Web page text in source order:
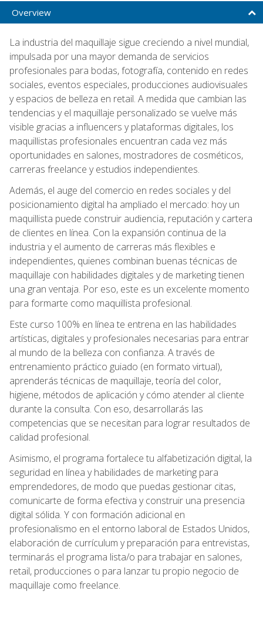
Overview
La industria del maquillaje sigue creciendo a nivel mundial,
impulsada por una mayor demanda de servicios
profesionales para bodas, fotografía, contenido en redes
sociales, eventos especiales, producciones audiovisuales
y espacios de belleza en retail. A medida que cambian las
tendencias y el maquillaje personalizado se vuelve más
visible gracias a influencers y plataformas digitales, los
maquillistas profesionales encuentran cada vez más
oportunidades en salones, mostradores de cosméticos,
carreras freelance y estudios independientes.
Además, el auge del comercio en redes sociales y del
posicionamiento digital ha ampliado el mercado: hoy un
maquillista puede construir audiencia, reputación y cartera
de clientes en línea. Con la expansión continua de la
industria y el aumento de carreras más flexibles e
independientes, quienes combinan buenas técnicas de
maquillaje con habilidades digitales y de marketing tienen
una gran ventaja. Por eso, este es un excelente momento
para formarte como maquillista profesional.
Este curso 100% en línea te entrena en las habilidades
artísticas, digitales y profesionales necesarias para entrar
al mundo de la belleza con confianza. A través de
entrenamiento práctico guiado (en formato virtual),
aprenderás técnicas de maquillaje, teoría del color,
higiene, métodos de aplicación y cómo atender al cliente
durante la consulta. Con eso, desarrollarás las
competencias que se necesitan para lograr resultados de
calidad profesional.
Asimismo, el programa fortalece tu alfabetización digital, la
seguridad en línea y habilidades de marketing para
emprendedores, de modo que puedas gestionar citas,
comunicarte de forma efectiva y construir una presencia
digital sólida. Y con formación adicional en
profesionalismo en el entorno laboral de Estados Unidos,
elaboración de currículum y preparación para entrevistas,
terminarás el programa lista/o para trabajar en salones,
retail, producciones o para lanzar tu propio negocio de
maquillaje como freelance.